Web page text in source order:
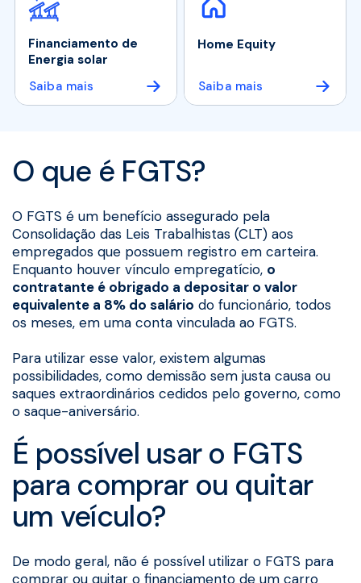
Financiamento de
Energia solar
Saiba mais
Home Equity
Saiba mais
O que é FGTS?
O FGTS é um benefício assegurado pela
Consolidação das Leis Trabalhistas (CLT) aos
empregados que possuem registro em carteira.
Enquanto houver vínculo empregatício, o
contratante é obrigado a depositar o valor
equivalente a 8% do salário do funcionário, todos
os meses, em uma conta vinculada ao FGTS.
Para utilizar esse valor, existem algumas
possibilidades, como demissão sem justa causa ou
saques extraordinários cedidos pelo governo, como
o saque-aniversário.
É possível usar o FGTS
para comprar ou quitar
um veículo?
De modo geral, não é possível utilizar o FGTS para
comprar ou quitar o financiamento de um carro